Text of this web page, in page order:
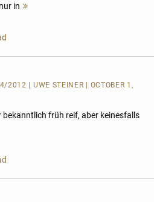
in
2012 | UWE STEINER | OCTOBER 1,
bekanntlich früh reif, aber keinesfalls